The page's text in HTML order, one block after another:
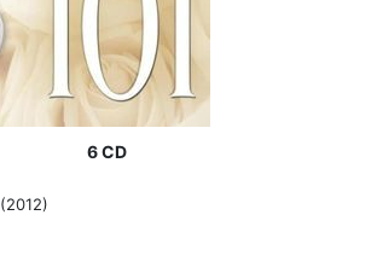
6 CD
(2012)